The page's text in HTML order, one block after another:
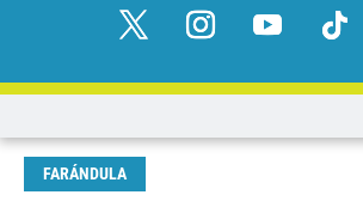
FARÁNDULA